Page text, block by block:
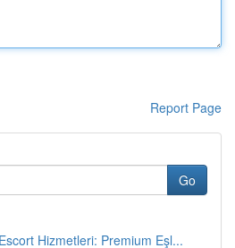
Report Page
Go
Hizmetleri: Premium Eşl...